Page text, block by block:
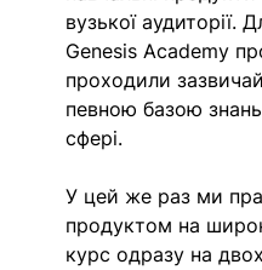
вузької аудиторії.
Genesis Academy
проходили
певною базою
сфері.
У цей же раз ми
продуктом на
курс одразу на